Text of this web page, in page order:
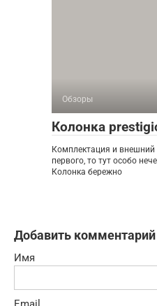
Обзоры
Колонка
Комплектация и внешний
первого, то тут особо
Колонка бережно
Добавить комментарий
Имя